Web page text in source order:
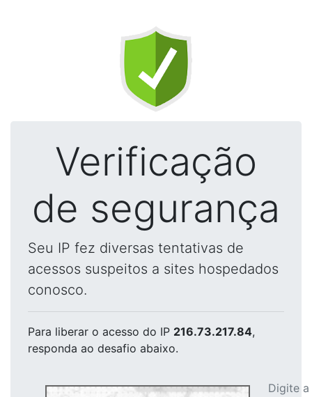
Verificação
de segurança
Seu IP fez diversas tentativas de
acessos suspeitos a sites hospedados
conosco.
Para liberar o acesso do IP 216.73.217.84,
responda ao desafio abaixo.
Digite